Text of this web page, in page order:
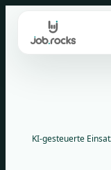
content
KI-gesteuerte